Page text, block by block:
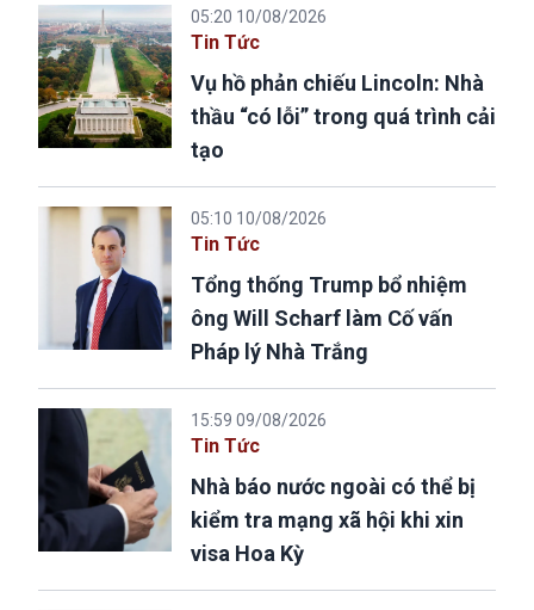
05:20 10/08/2026
Tin Tức
Vụ hồ phản chiếu Lincoln: Nhà
thầu “có lỗi” trong quá trình cải
tạo
05:10 10/08/2026
Tin Tức
Tổng thống Trump bổ nhiệm
ông Will Scharf làm Cố vấn
Pháp lý Nhà Trắng
15:59 09/08/2026
Tin Tức
Nhà báo nước ngoài có thể bị
kiểm tra mạng xã hội khi xin
visa Hoa Kỳ